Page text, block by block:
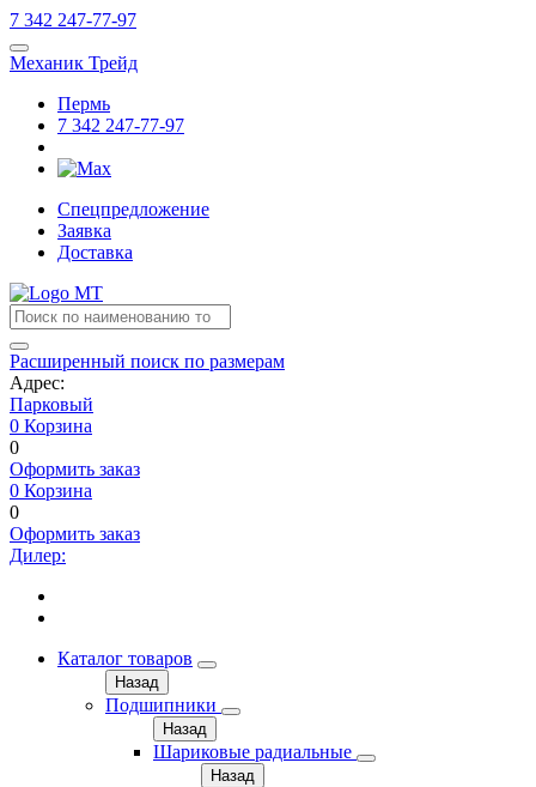
7 342 247-77-97
Механик Трейд
Пермь
7 342 247-77-97
Спецпредложение
Заявка
Доставка
Расширенный поиск по размерам
Адрес:
Парковый
0 Корзина
0
Оформить заказ
0 Корзина
0
Оформить заказ
Дилер:
Каталог товаров
Назад
Подшипники
Назад
Шариковые радиальные
Назад